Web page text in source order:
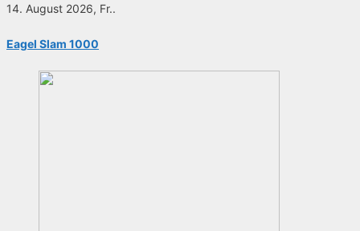
14. August 2026, Fr..
Eagel Slam 1000